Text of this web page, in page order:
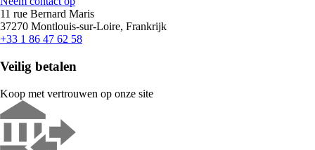
11 rue Bernard Maris
37270 Montlouis-sur-Loire, Frankrijk
+33 1 86 47 62 58
Veilig betalen
Koop met vertrouwen op onze site